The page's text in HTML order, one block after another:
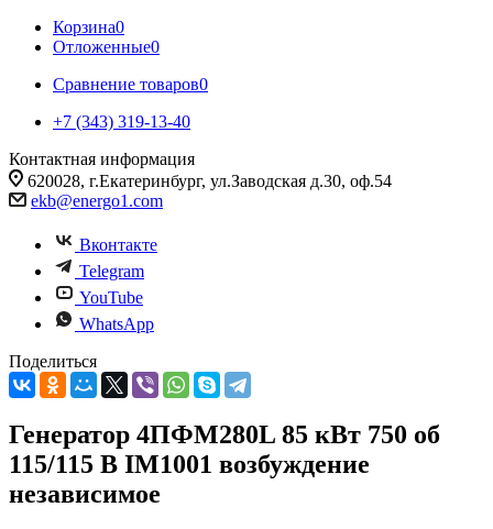
Корзина0
Отложенные0
Сравнение товаров0
+7 (343) 319-13-40
Контактная информация
620028, г.Екатеринбург, ул.Заводская д.30, оф.54
ekb@energo1.com
Вконтакте
Telegram
YouTube
WhatsApp
Поделиться
Генератор 4ПФМ280L 85 кВт 750 об
115/115 В IM1001 возбуждение
независимое